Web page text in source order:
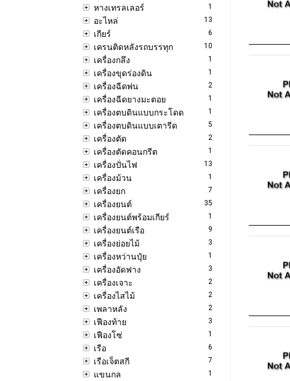
หางเทรลเลอร์ 1
อะไหล่ 13
เกียร์ 6
เครนติดหลังรถบรรทุก 10
เครื่องกลึง 1
เครื่องขุดร่องดิน 1
เครื่องฉีดพ่น 2
เครื่องฉีดยางมะตอย 1
เครื่องตบดินแบบกระโดด 1
เครื่องตบดินแบบเตารีด 5
เครื่องตัด 2
เครื่องตัดคอนกรีต 1
เครื่องปั่นไฟ 13
เครื่องม้วน 1
เครื่องยก 7
เครื่องยนต์ 35
เครื่องยนต์พร้อมเกียร์ 1
เครื่องยนต์เรือ 9
เครื่องย่อยไม้ 3
เครื่องหว่านปุ๋ย 1
เครื่องอัดฟาง 3
เครื่องเจาะ 2
เครื่องไสไม้ 2
เพลาหลัง 2
เฟืองท้าย 3
เฟืองโซ่ 1
เรือ 6
เรือเจ็ตสกี 7
แขนกล 1